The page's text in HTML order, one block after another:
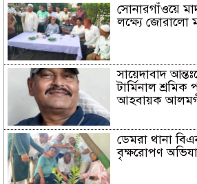
সোনারগাঁওয়ে
লক্ষ্যে জোরালো
সায়েদাবাদ
টার্মিনাল
আহবায়ক
ডেমরা থানা
বৃক্ষরোপণ